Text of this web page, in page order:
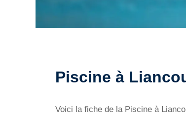
Piscine à
Voici la fiche de la Piscine à